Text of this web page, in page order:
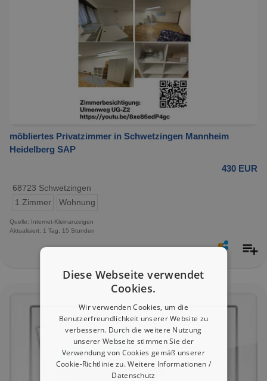
möbliertes Privatzimmer in Schwetzingen Mannheim
Heidelberg SAP
430 EUR
68723 Schwetzingen
1 Zimmer
Wohnung
Quelle: Internet-Kleinanzeigen
Aktualisiert: 1 Tag, 15 Stunden
Diese Webseite verwendet
Cookies.
Wir verwenden Cookies, um die
Benutzerfreundlichkeit unserer Website zu
verbessern. Durch die weitere Nutzung
unserer Webseite stimmen Sie der
Verwendung von Cookies gemäß unserer
Cookie-Richtlinie zu.Weitere Informationen /
Datenschutz